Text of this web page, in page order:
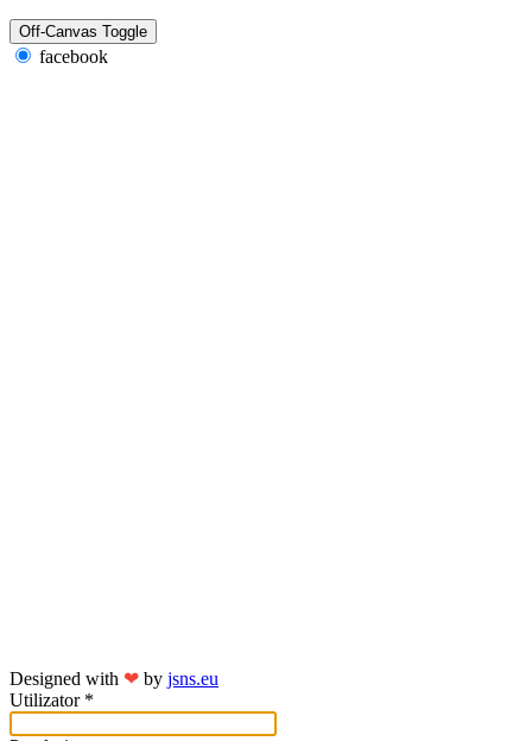
Off-Canvas Toggle
facebook
Designed with ❤ by jsns.eu
Utilizator*